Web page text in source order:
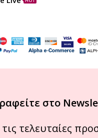
στο
τελευταίες